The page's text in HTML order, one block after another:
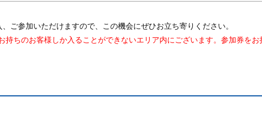
ご参加いただけますので、この機会にぜひお立ち寄りください。
持ちのお客様しか入ることができないエリア内にございます。参加券をお